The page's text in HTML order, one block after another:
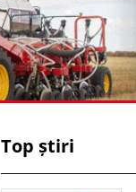
Top știri